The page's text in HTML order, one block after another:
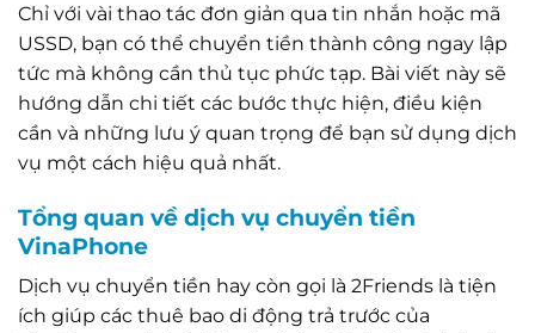
Chỉ với vài thao tác đơn giản qua tin nhắn hoặc mã
USSD, bạn có thể chuyển tiền thành công ngay lập
tức mà không cần thủ tục phức tạp. Bài viết này sẽ
hướng dẫn chi tiết các bước thực hiện, điều kiện
cần và những lưu ý quan trọng để bạn sử dụng dịch
vụ một cách hiệu quả nhất.
Tổng quan về dịch vụ chuyển tiền
VinaPhone
Dịch vụ chuyển tiền hay còn gọi là 2Friends là tiện
ích giúp các thuê bao di động trả trước của